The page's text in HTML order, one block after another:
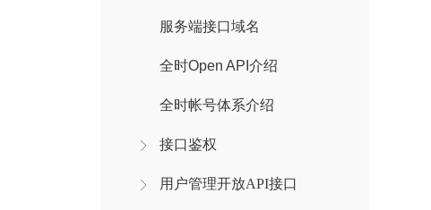
服务端接口域名
全时Open API介绍
全时帐号体系介绍
接口鉴权
用户管理开放API接口